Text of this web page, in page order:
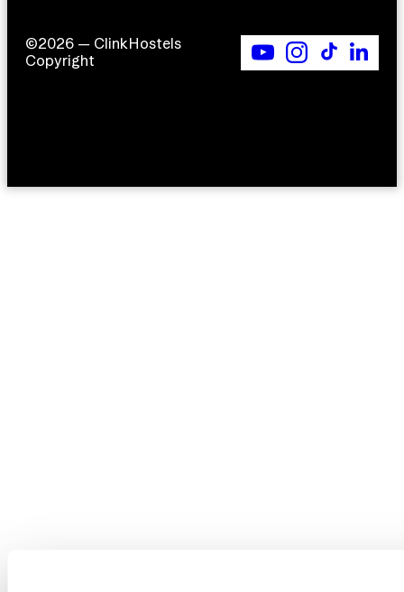
©2026 — ClinkHostels
Copyright